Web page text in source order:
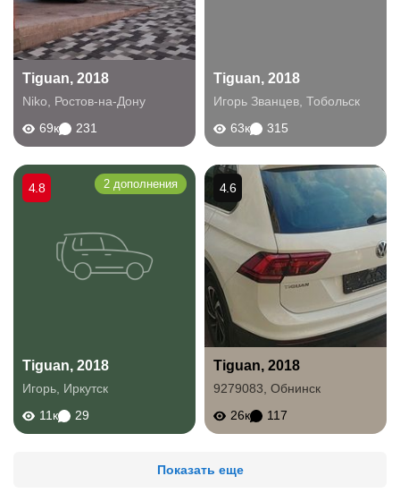
Tiguan, 2018
Niko
Ростов-на-Дону
69к
231
Tiguan, 2018
Игорь Званцев Тобольск
63к
315
Tiguan, 2018
Игорь Иркутск
11к
29
4.8 2 дополнения
Tiguan, 2018
9279083 Обнинск
26к
117
4.6
Показать еще